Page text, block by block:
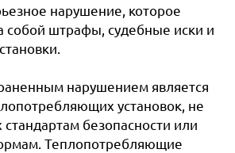
нарушение, которое
собой штрафы, судебные иски и
нарушением является
установок, не
безопасности или
Теплопотребляющие